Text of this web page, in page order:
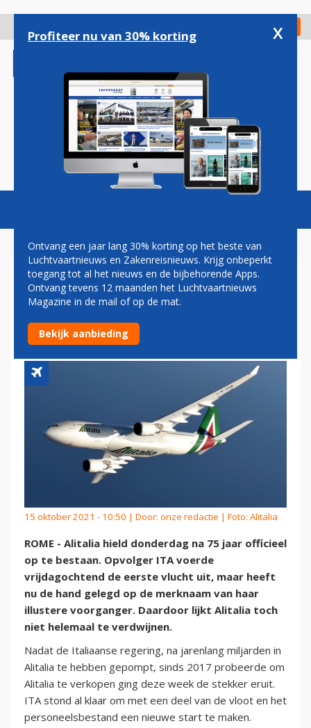
gaan
Check in
Magazine Podcasts Vacatures
ITA WINT BIEDINGSSTRIJD,
MERKNAAM ALITALIA LEEFT
VOORT
15 oktober 2021 - 10:50 | Door: onze redactie | Foto: Alitalia
ROME - Alitalia hield donderdag na 75 jaar officieel
op te bestaan. Opvolger ITA voerde
vrijdagochtend de eerste vlucht uit, maar heeft
nu de hand gelegd op de merknaam van haar
illustere voorganger. Daardoor lijkt Alitalia toch
niet helemaal te verdwijnen.
Nadat de Italiaanse regering, na jarenlang miljarden in
Alitalia te hebben gepompt, sinds 2017 probeerde om
Alitalia te verkopen ging deze week de stekker eruit.
ITA stond al klaar om met een deel van de vloot en het
personeelsbestand een nieuwe start te maken.
Profiteer nu van 30% korting x
Ontvang een jaar lang 30% korting op het beste van
Luchtvaartnieuws en Zakenreisnieuws. Krijg onbeperkt
toegang tot al het nieuws en de bijbehorende Apps.
Ontvang tevens 12 maanden het Luchtvaartnieuws
Magazine in de mail of op de mat.
Bekijk aanbieding